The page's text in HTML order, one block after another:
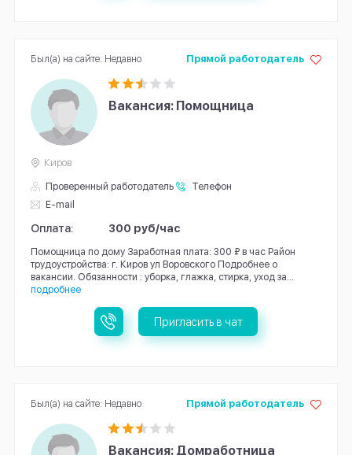
Вакансия: Помощница
Проверенный работодатель
Телефон
E-mail
Прямой работодатель
Киров
Оплата: 300 руб/час
Помощница по дому Заработная плата: 300 ₽ в час Район
трудоустройства: г. Киров ул Воровского Подробнее о
вакансии. Обязанности : уборка, глажка, стирка, уход за...
подробнее
Был(а) на сайте: Недавно
Пригласить в чат
Вакансия: Домработница
Прямой работодатель
Был(а) на сайте: Недавно